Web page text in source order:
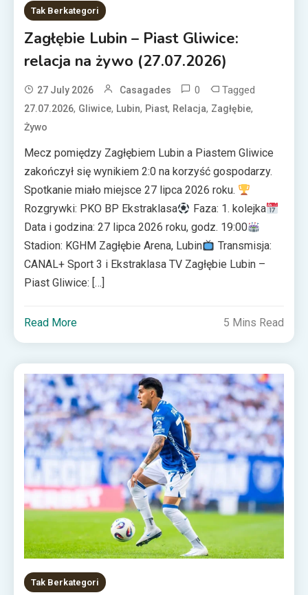
Tak Berkategori
Zagłębie Lubin – Piast Gliwice:
relacja na żywo (27.07.2026)
27 July 2026 Casagades 0 Tagged
27.07.2026, Gliwice, Lubin, Piast, Relacja, Zagłębie,
Żywo
Mecz pomiędzy Zagłębiem Lubin a Piastem Gliwice
zakończył się wynikiem 2:0 na korzyść gospodarzy.
Spotkanie miało miejsce 27 lipca 2026 roku.
Rozgrywki: PKO BP Ekstraklasa
Faza: 1. kolejka
Data i godzina: 27 lipca 2026 roku, godz. 19:00
Stadion: KGHM Zagłębie Arena, Lubin
Transmisja:
CANAL+ Sport 3 i Ekstraklasa TV Zagłębie Lubin –
Piast Gliwice: […]
Read More 5 Mins Read
Tak Berkategori